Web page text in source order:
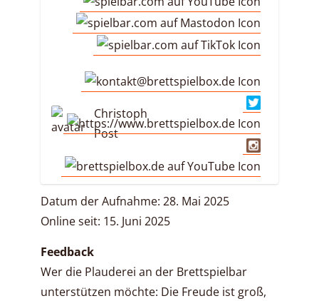
Christoph
Post
Datum der Aufnahme: 28. Mai 2025
Online seit: 15. Juni 2025
Feedback
Wer die Plauderei an der Brettspielbar
unterstützen möchte: Die Freude ist groß,